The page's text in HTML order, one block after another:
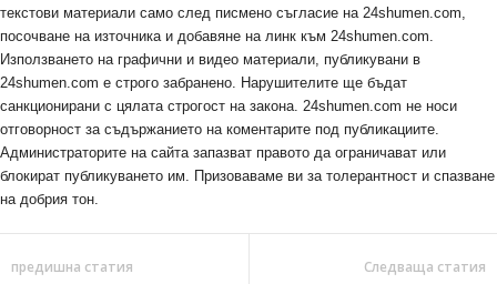
текстови материали само след писмено съгласие на 24shumen.com,
посочване на източника и добавяне на линк към 24shumen.com.
Използването на графични и видео материали, публикувани в
24shumen.com е строго забранено. Нарушителите ще бъдат
санкционирани с цялата строгост на закона. 24shumen.com не носи
отговорност за съдържанието на коментарите под публикациите.
Администраторите на сайта запазват правото да ограничават или
блокират публикуването им. Призоваваме ви за толерантност и спазване
на добрия тон.
предишна статия Следваща статия